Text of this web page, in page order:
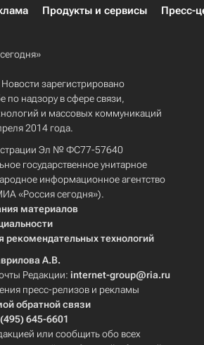
Продукты и сервисы Пресс-
зарегистрировано
по надзору в сфере связи,
и массовых коммуникаций
2014 года.
Эл № ФС77-57640
государственное унитарное
информационное агентство
«Россия сегодня»).
материалов
рекомендательных технологий
А.В.
Редакции: internet-group@ria.ru
пресс-релизов и рекламы
обратной связи
645-6601
или сообщить обо всех